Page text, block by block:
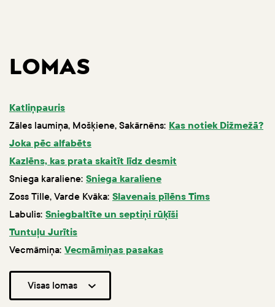
LOMAS
Katliņpauris
Zāles laumiņa, Mošķiene, Sakārnēns: Kas notiek Dižmežā?
Joka pēc alfabēts
Kazlēns, kas prata skaitīt līdz desmit
Sniega karaliene: Sniega karaliene
Zoss Tille, Varde Kvāka: Slavenais pīlēns Tims
Labulis: Sniegbaltīte un septiņi rūķīši
Tuntuļu Jurītis
Vecmāmiņa: Vecmāmiņas pasakas
Visas lomas